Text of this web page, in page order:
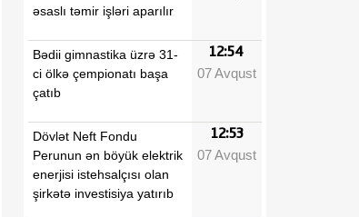
əsaslı təmir işləri aparılır
Bədii gimnastika üzrə 31-
ci ölkə çempionatı başa
çatıb
12:54
07 Avqust
Dövlət Neft Fondu
Perunun ən böyük elektrik
enerjisi istehsalçısı olan
şirkətə investisiya yatırıb
12:53
07 Avqust